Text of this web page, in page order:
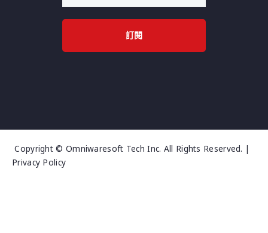
訂閱
Copyright © Omniwaresoft Tech Inc. All Rights Reserved. |
Privacy Policy